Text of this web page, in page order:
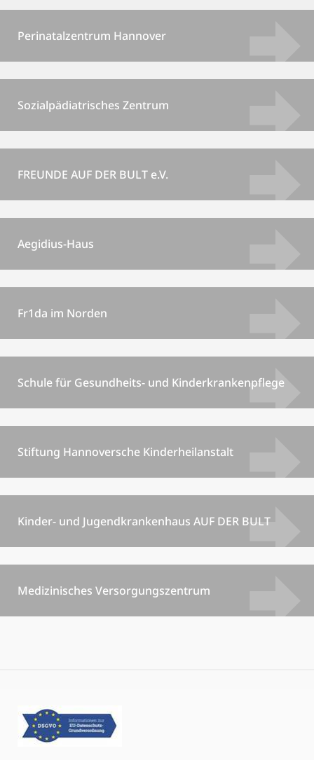
Perinatalzentrum Hannover
Sozialpädiatrisches Zentrum
FREUNDE AUF DER BULT e.V.
Aegidius-Haus
Fr1da im Norden
Schule für Gesundheits- und Kinderkrankenpflege
Stiftung Hannoversche Kinderheilanstalt
Kinder- und Jugendkrankenhaus AUF DER BULT
Medizinisches Versorgungszentrum